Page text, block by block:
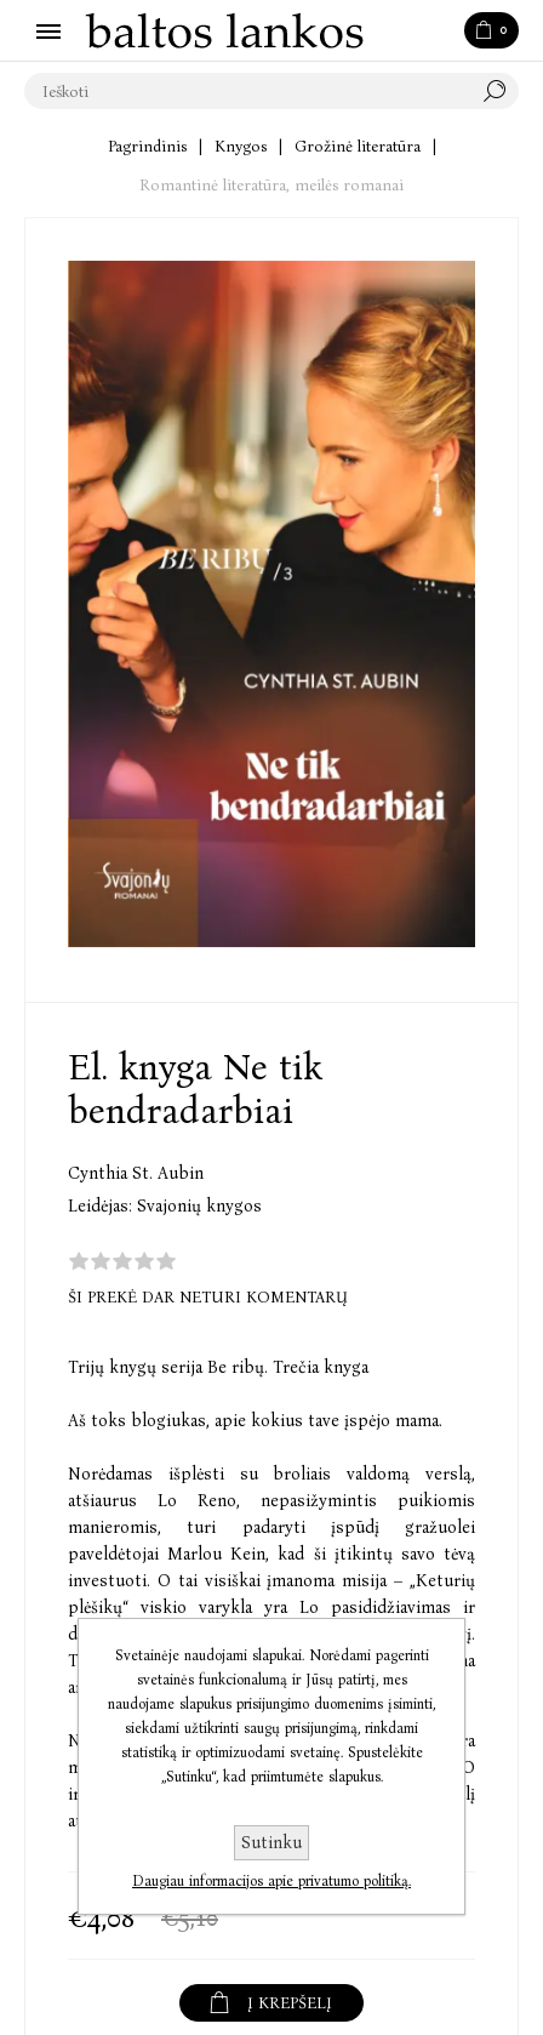
0
Pagrindinis Knygos Grožinė literatūra
Romantinė literatūra, meilės romanai
El. knyga Ne tik
bendradarbiai
Cynthia St. Aubin
Leidėjas: Svajonių knygos
ŠI PREKĖ DAR NETURI KOMENTARŲ
Trijų knygų serija Be ribų. Trečia knyga
Aš toks blogiukas, apie kokius tave įspėjo mama.
Norėdamas išplėsti su broliais valdomą verslą,
atšiaurus Lo Reno, nepasižymintis puikiomis
manieromis, turi padaryti įspūdį gražuolei
paveldėtojai Marlou Kein, kad ši įtikintų savo tėvą
investuoti. O tai visiškai įmanoma misija – „Keturių
plėšikų“ viskio varykla yra Lo pasididžiavimas ir
džiaugsmas. Be to, jis puikiai moka valdyti kirvį.
Tačiau, užklupus audrai, Marlou staiga atverčiama
aistros korta.
Net kai Lo nebegali atsispirti Marlou, ji vis tiek tėra
magnato, kurį Lo turi patraukti į savo pusę, dukra. O
ir ji turi paslaptį, galinčią apversti Lo pasaulį
aukštyn kojomis...
€4,08 €5,10
Į KREPŠELĮ
Svetainėje naudojami slapukai. Norėdami pagerinti
svetainės funkcionalumą ir Jūsų patirtį, mes
naudojame slapukus prisijungimo duomenims įsiminti,
siekdami užtikrinti saugų prisijungimą, rinkdami
statistiką ir optimizuodami svetainę. Spustelėkite
„Sutinku“, kad priimtumėte slapukus.
Sutinku
Daugiau informacijos apie privatumo politiką.